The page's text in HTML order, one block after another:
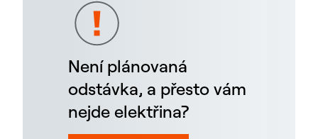
Není plánovaná
odstávka, a přesto vám
nejde elektřina?